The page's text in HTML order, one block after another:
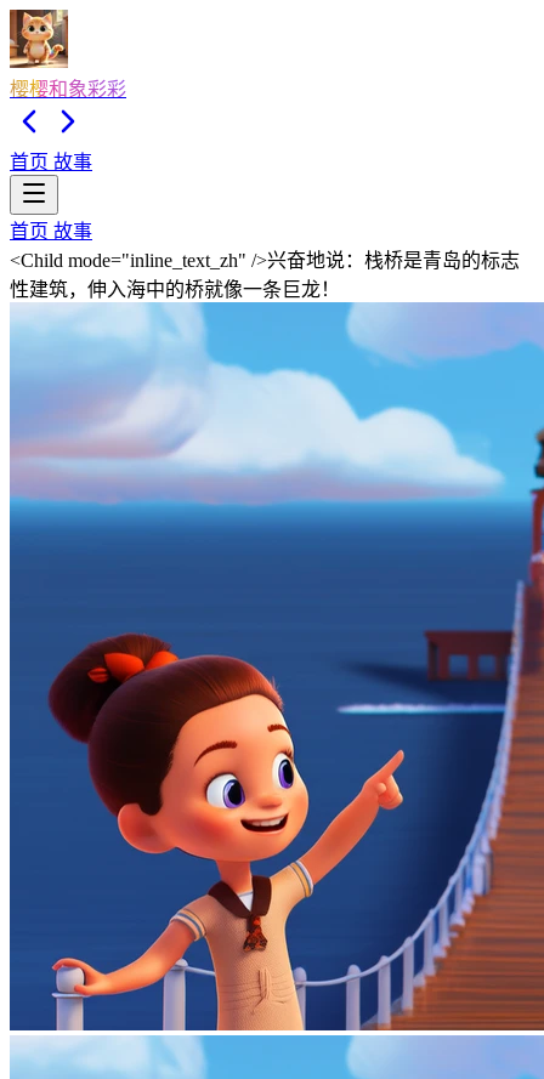
樱樱和象彩彩
首页 故事
首页 故事
<Child mode="inline_text_zh" />兴奋地说：栈桥是青岛的标志
性建筑，伸入海中的桥就像一条巨龙！